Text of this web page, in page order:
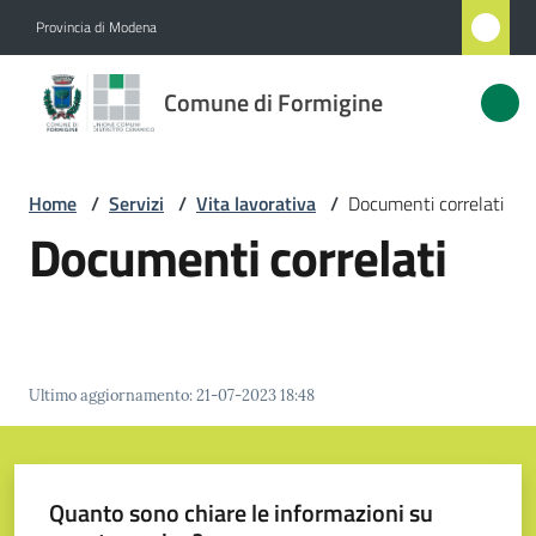
Provincia di Modena
Comune di Formigine
Comune
di
Amministrazione
Servizi
Home / Servizi / Vita lavorativa / Documenti correlati
Documenti correlati
Ultimo aggiornamento:21-07-2023 18:48
Quanto sono chiare le informazioni su